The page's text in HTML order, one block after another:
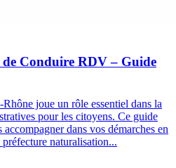
de Conduire RDV – Guide
joue un rôle essentiel dans la
pour les citoyens. Ce guide
dans vos démarches en
naturalisation...